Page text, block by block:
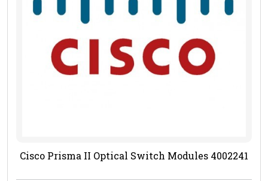
Cisco Prisma II Optical Switch Modules 4002241